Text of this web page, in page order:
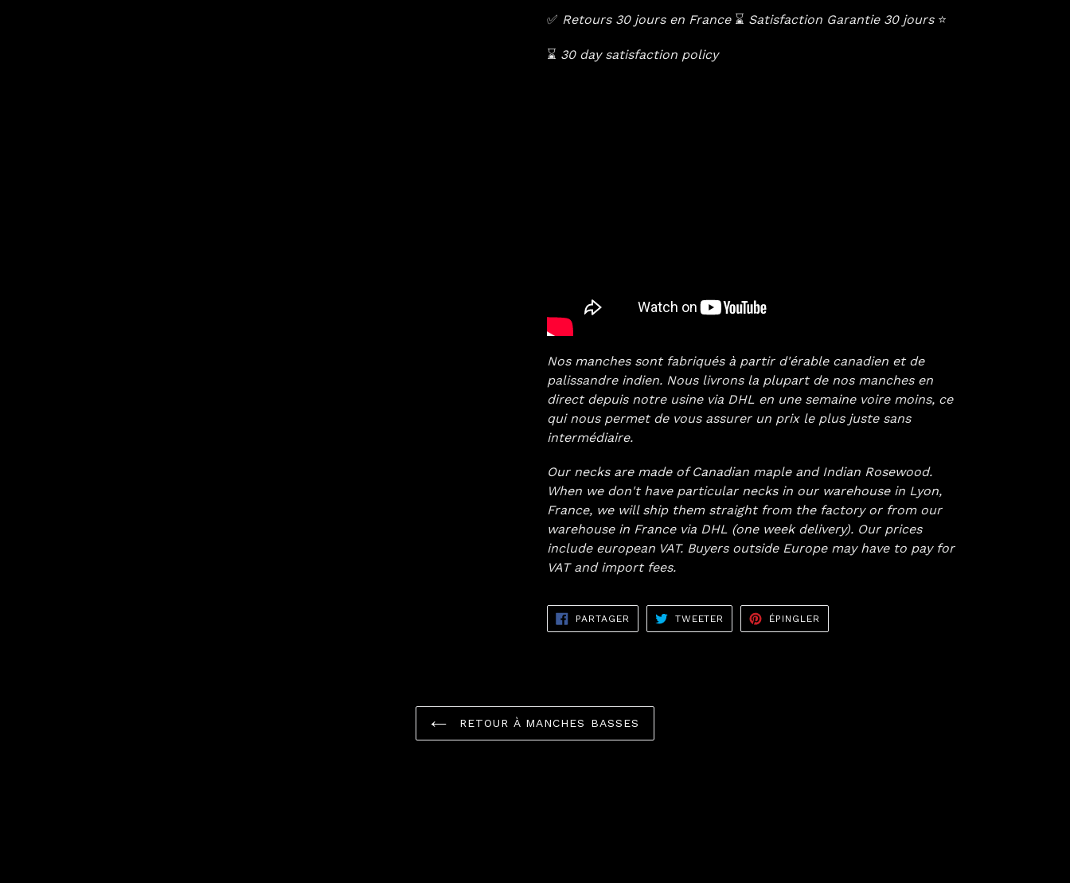
✅ Retours 30 jours en France ⌛️ Satisfaction Garantie 30 jours ⭐️
⌛️ 30 day satisfaction policy
Nos manches sont fabriqués à partir d'érable canadien et de
palissandre indien. Nous livrons la plupart de nos manches en
direct depuis notre usine via DHL en une semaine voire moins, ce
qui nous permet de vous assurer un prix le plus juste sans
intermédiaire.
Our necks are made of Canadian maple and Indian Rosewood.
When we don't have particular necks in our warehouse in Lyon,
France, we will ship them straight from the factory or from our
warehouse in France via DHL (one week delivery). Our prices
include european VAT. Buyers outside Europe may have to pay for
VAT and import fees.
PARTAGER PARTAGER
FACEBOOK
TWEETER TWEETER
TWITTER
ÉPINGLER
PINTEREST
RETOUR À MANCHES BASSES